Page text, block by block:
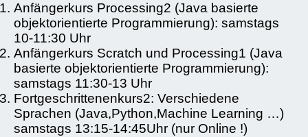
Anfängerkurs Processing2 (Java basierte
objektorientierte Programmierung): samstags
10-11:30 Uhr
Anfängerkurs Scratch und Processing1 (Java
basierte objektorientierte Programmierung):
samstags 11:30-13 Uhr
Fortgeschrittenenkurs2: Verschiedene
Sprachen (Java,Python,Machine Learning …)
samstags 13:15-14:45Uhr (nur Online !)